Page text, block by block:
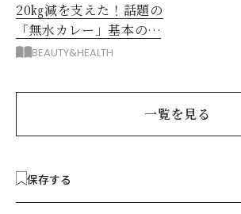
20㎏減を支えた！話題の
「無水カレー」基本の作
り方とおすすめルウ6選
BEAUTY&HEALTH
一覧を見る
保存する